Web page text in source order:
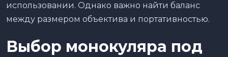
использовании. Однако важно найти баланс
между размером объектива и портативностью.
Выбор монокуляра под